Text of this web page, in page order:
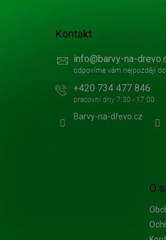
O
Kontakt
info@barvy-na-
+420 734 477 846
Barvy-na-dřevo.cz